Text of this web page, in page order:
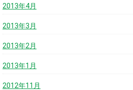
2013年4月
2013年3月
2013年2月
2013年1月
2012年11月